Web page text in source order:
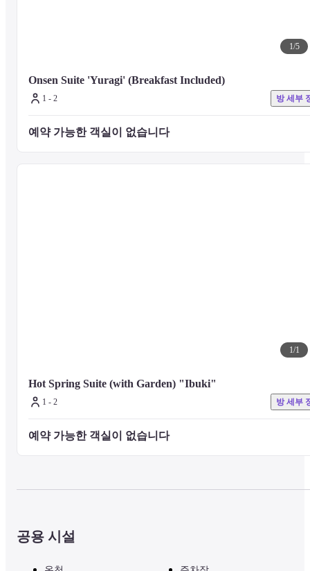
1/5
Onsen Suite 'Yuragi' (Breakfast Included)
1 - 2 방 세부
예약 가능한 객실이 없습니다
1/1
Hot Spring Suite (with Garden) "Ibuki"
1 - 2 방 세부
예약 가능한 객실이 없습니다
공용 시설